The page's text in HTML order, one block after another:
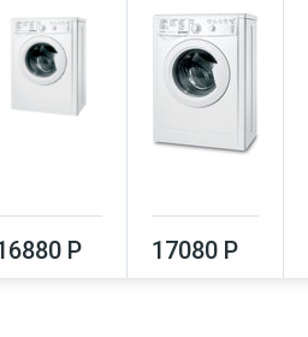
Р 17080 Р